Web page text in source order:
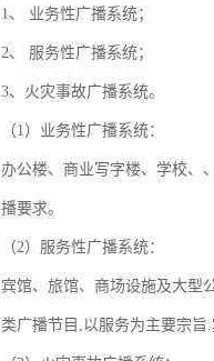
1、 业务性广播系统；
2、 服务性广播系统；
3、火灾事故广播系统。
（1）业务性广播系统：
办公楼、商业写字楼、学校、
播要求。
（2）服务性广播系统：
宾馆、旅馆、商场设施及大型
类广播节目,以服务为主要宗旨